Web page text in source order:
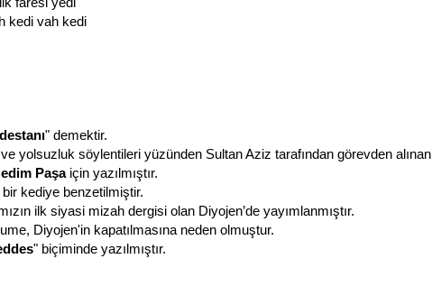
kedi vah kedi
" demektir.
yolsuzluk söylentileri yüzünden Sultan Aziz tarafından görevden alınan
Paşaiçin yazılmıştır.
kediye benzetilmiştir.
ilk siyasi mizah dergisi olan Diyojen’de yayımlanmıştır.
Diyojen'in kapatılmasına neden olmuştur.
" biçiminde yazılmıştır.